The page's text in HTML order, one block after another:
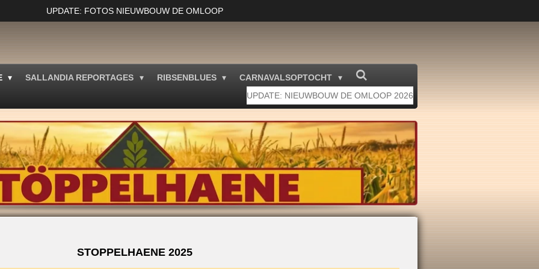
UPDATE: FOTOS NIEUWBOUW DE OMLOOP
SALLANDIA REPORTAGES RIBSENBLUES
CARNAVALSOPTOCHT
UPDATE: NIEUWBOUW DE OMLOOP 2026
STOPPELHAENE 2025